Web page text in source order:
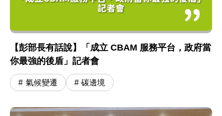
【彭部長有話說】「成立 CBAM 服務平台，政府當
你最強的後盾」記者會
氣候變遷 碳邊境